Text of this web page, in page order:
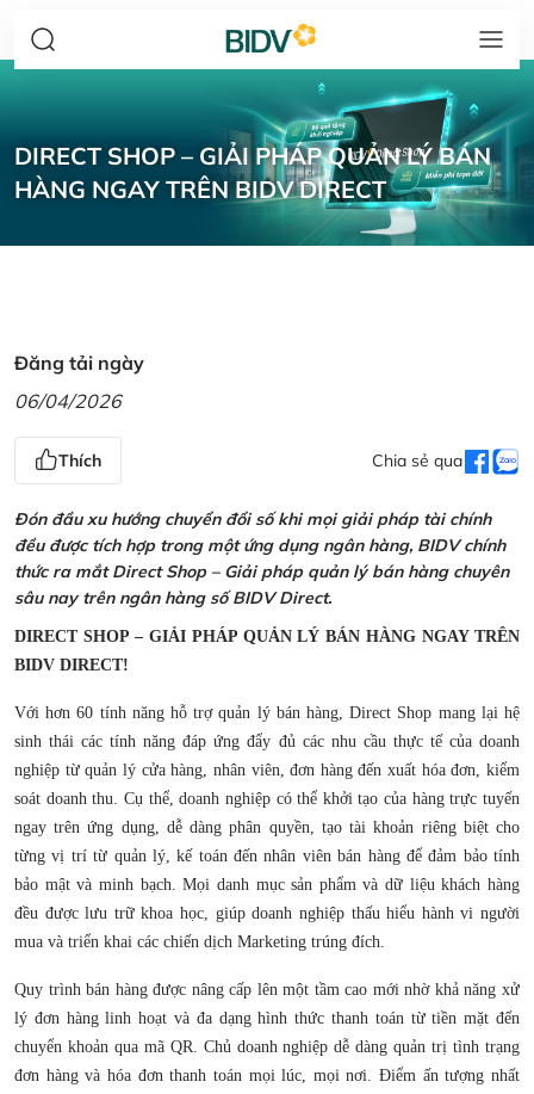
DIRECT SHOP – GIẢI PHÁP QUẢN LÝ BÁN
HÀNG NGAY TRÊN BIDV DIRECT
Đăng tải ngày
06/04/2026
Thích Chia sẻ qua
Đón đầu xu hướng chuyển đổi số khi mọi giải pháp tài chính
đều được tích hợp trong một ứng dụng ngân hàng, BIDV chính
thức ra mắt Direct Shop – Giải pháp quản lý bán hàng chuyên
sâu nay trên ngân hàng số BIDV Direct.
DIRECT SHOP – GIẢI PHÁP QUẢN LÝ BÁN HÀNG NGAY TRÊN
BIDV DIRECT!
Với hơn 60 tính năng hỗ trợ quản lý bán hàng, Direct Shop mang lại hệ
sinh thái các tính năng đáp ứng đẩy đủ các nhu cầu thực tế của doanh
nghiệp từ quản lý cửa hàng, nhân viên, đơn hàng đến xuất hóa đơn, kiểm
soát doanh thu. Cụ thể, doanh nghiệp có thể khởi tạo của hàng trực tuyến
ngay trên ứng dụng, dễ dàng phân quyền, tạo tài khoản riêng biệt cho
từng vị trí từ quản lý, kế toán đến nhân viên bán hàng để đảm bảo tính
bảo mật và minh bạch. Mọi danh mục sản phẩm và dữ liệu khách hàng
đều được lưu trữ khoa học, giúp doanh nghiệp thấu hiểu hành vi người
mua và triển khai các chiến dịch Marketing trúng đích.
Quy trình bán hàng được nâng cấp lên một tầm cao mới nhờ khả năng xử
lý đơn hàng linh hoạt và đa dạng hình thức thanh toán từ tiền mặt đến
chuyển khoản qua mã QR. Chủ doanh nghiệp dễ dàng quản trị tình trạng
đơn hàng và hóa đơn thanh toán mọi lúc, mọi nơi. Điểm ấn tượng nhất